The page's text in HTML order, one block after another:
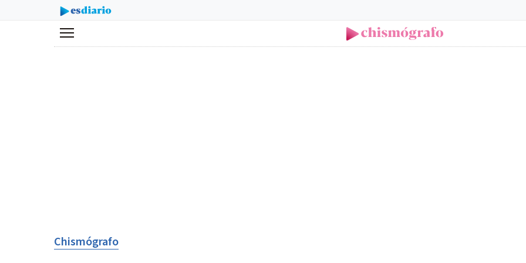
Menú
Chismógrafo